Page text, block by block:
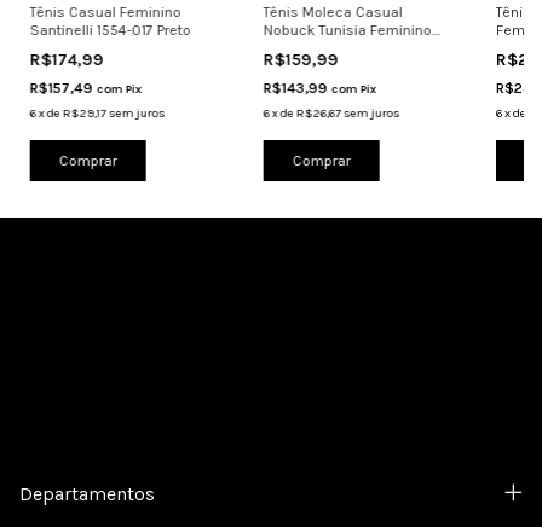
Tênis Casual Feminino
Santinelli 1554-017 Preto
R$174,99
R$157,49 com Pix
6xdeR$29,17sem juros
Comprar
Tênis Moleca Casual
Nobuck Tunisia Feminino
R$159,99
R$143,99 com Pix
6xdeR$26,67 sem juros
Comprar
Tênis
6xde
Departamentos